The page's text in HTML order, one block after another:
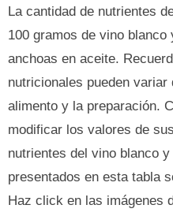
La cantidad de nutrientes
100 gramos de vino
anchoas en aceite.
nutricionales pueden variar
alimento y la preparación.
modificar los valores de
nutrientes del vino blanco
presentados en esta tabla
Haz click en las imágenes